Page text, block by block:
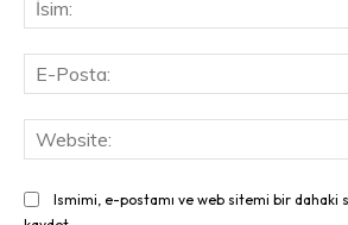
Ismimi, e-postamı ve web sitemi bir dahaki